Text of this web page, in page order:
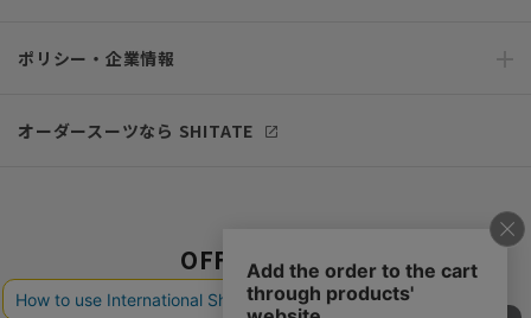
ポリシー・企業情報
オーダースーツなら SHITATE
OFFICIAL SNS